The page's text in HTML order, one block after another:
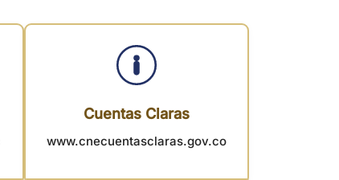
Cuentas Claras
www.cnecuentasclaras.gov.co